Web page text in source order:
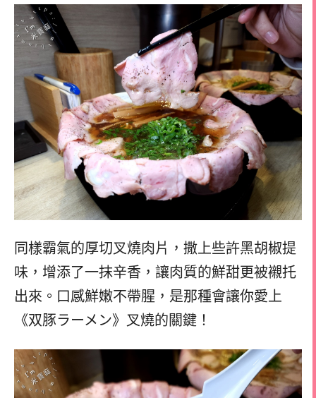
同樣霸氣的厚切叉燒肉片，撒上些許黑胡椒提
味，增添了一抹辛香，讓肉質的鮮甜更被襯托
出來。口感鮮嫩不帶腥，是那種會讓你愛上
《双豚ラーメン》叉燒的關鍵！